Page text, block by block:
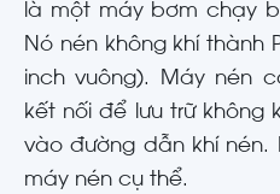
là một máy bơm chạy
Nó nén không khí thành
inch vuông). Máy nén
kết nối để lưu trữ không
vào đường dẫn khí nén.
máy nén cụ thể.